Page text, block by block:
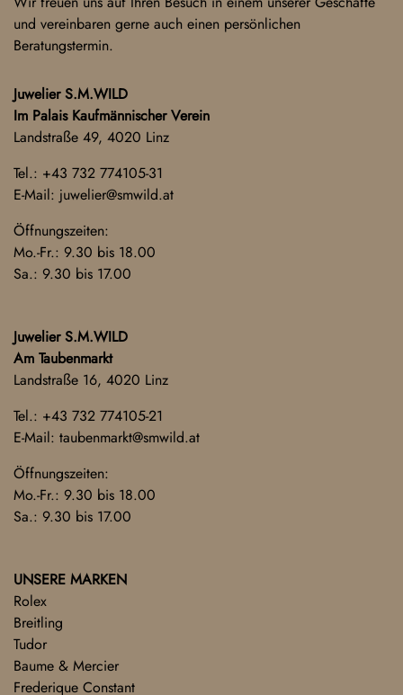
und vereinbaren gerne auch einen persönlichen
Beratungstermin.
Juwelier S.M.WILD
Im Palais Kaufmännischer Verein
Landstraße 49, 4020 Linz
Tel.: +43 732 774105-31
E-Mail: juwelier@smwild.at
Öffnungszeiten:
Mo.-Fr.: 9.30 bis 18.00
Sa.: 9.30 bis 17.00
Juwelier S.M.WILD
Am Taubenmarkt
Landstraße 16, 4020 Linz
Tel.: +43 732 774105-21
E-Mail: taubenmarkt@smwild.at
Öffnungszeiten:
Mo.-Fr.: 9.30 bis 18.00
Sa.: 9.30 bis 17.00
UNSERE MARKEN
Rolex
Breitling
Tudor
Baume & Mercier
Frederique Constant